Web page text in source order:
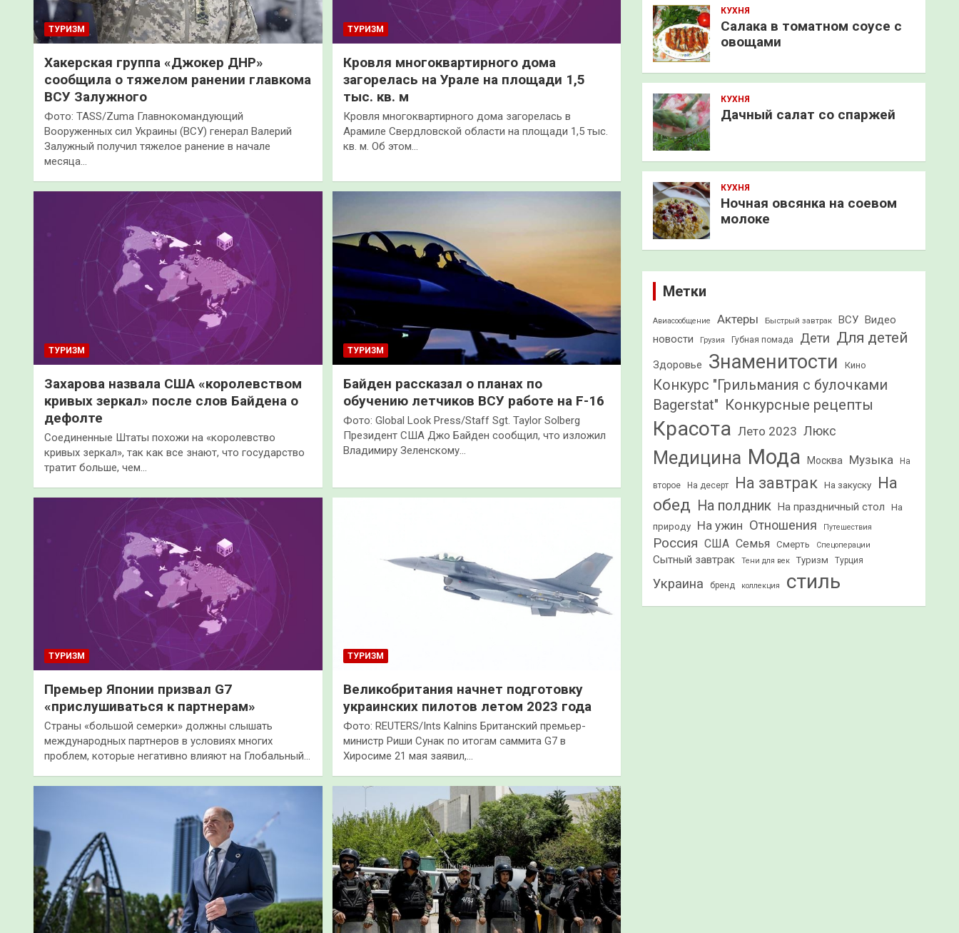
ТУРИЗМ
Хакерская группа «Джокер ДНР»
сообщила о тяжелом ранении главкома
ВСУ Залужного
Фото: TASS/Zuma Главнокомандующий
Вооруженных сил Украины (ВСУ) генерал Валерий
Залужный получил тяжелое ранение в начале
месяца…
ТУРИЗМ
Кровля многоквартирного дома
загорелась на Урале на площади 1,5
тыс. кв. м
Кровля многоквартирного дома загорелась в
Арамиле Свердловской области на площади 1,5 тыс.
кв. м. Об этом…
ТУРИЗМ
Захарова назвала США «королевством
кривых зеркал» после слов Байдена о
дефолте
Соединенные Штаты похожи на «королевство
кривых зеркал», так как все знают, что государство
тратит больше, чем…
ТУРИЗМ
Байден рассказал о планах по
обучению летчиков ВСУ работе на F-16
Фото: Global Look Press/Staff Sgt. Taylor Solberg
Президент США Джо Байден сообщил, что изложил
Владимиру Зеленскому…
ТУРИЗМ
Премьер Японии призвал G7
«прислушиваться к партнерам»
Страны «большой семерки» должны слышать
международных партнеров в условиях многих
проблем, которые негативно влияют на Глобальный…
ТУРИЗМ
Великобритания начнет подготовку
украинских пилотов летом 2023 года
Фото: REUTERS/Ints Kalnins Британский премьер-
министр Риши Сунак по итогам саммита G7 в
Хиросиме 21 мая заявил,…
КУХНЯ
Салака в томатном соусе с
овощами
КУХНЯ
Дачный салат со спаржей
КУХНЯ
Ночная овсянка на соевом
молоке
Метки
Авиасообщение Актеры Быстрый завтрак ВСУ Видео
новости
Грузия Губная помада Дети Для детей
Здоровье Знаменитости Кино
Конкурс "Грильмания с булочками
Bagerstat" Конкурсные рецепты
Красота Лето 2023 Люкс
Медицина Мода Москва Музыка На
второе На десерт На завтрак На закуску
На
обед На полдник На праздничный стол
На
природу
На ужин Отношения Путешествия
Россия США Семья Смерть Спецоперации
Сытный завтрак Тени для век Туризм Турция
Украина бренд коллекция стиль